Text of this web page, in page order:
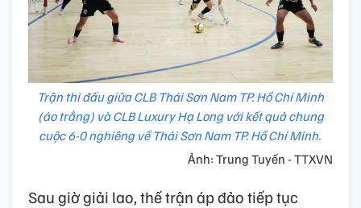
Trận thi đấu giữa CLB Thái Sơn Nam TP. Hồ Chí Minh
(áo trắng) và CLB Luxury Hạ Long với kết quả chung
cuộc 6-0 nghiêng về Thái Sơn Nam TP. Hồ Chí Minh.
Ảnh: Trung Tuyến - TTXVN
Sau giờ giải lao, thế trận áp đảo tiếp tục